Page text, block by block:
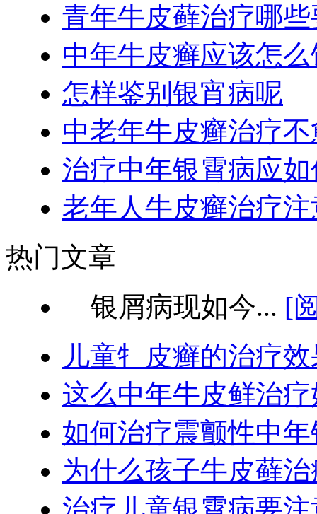
青年牛皮藓治疗哪
中年牛皮癣应该怎
怎样鉴别银宵病呢
中老年牛皮癣治疗
治疗中年银霄病应
老年人牛皮癣治疗
热门文章
银屑病现如今... [
儿童牜皮癣的治疗
这么中年牛皮鲜治疗
如何治疗震颤性中
为什么孩子牛皮藓